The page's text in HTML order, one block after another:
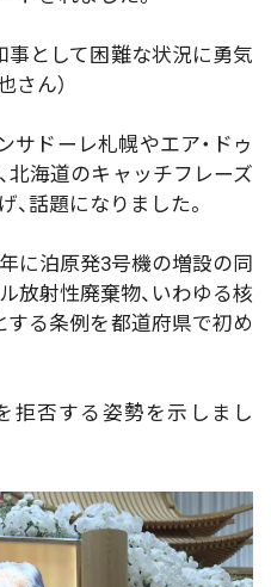
として困難な状況に勇気
さん）
ドーレ札幌やエア・ドゥ
北海道のキャッチフレーズ
、話題になりました。
に泊原発3号機の増設の同
放射性廃棄物、いわゆる核
する条例を都道府県で初め
否する姿勢を示しまし